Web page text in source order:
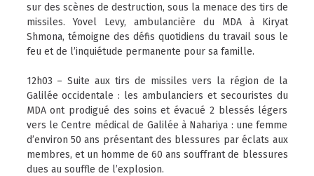
sur des scènes de destruction, sous la menace des tirs de
missiles. Yovel Levy, ambulancière du MDA à Kiryat
Shmona, témoigne des défis quotidiens du travail sous le
feu et de l’inquiétude permanente pour sa famille.
12h03 – Suite aux tirs de missiles vers la région de la
Galilée occidentale : les ambulanciers et secouristes du
MDA ont prodigué des soins et évacué 2 blessés légers
vers le Centre médical de Galilée à Nahariya : une femme
d’environ 50 ans présentant des blessures par éclats aux
membres, et un homme de 60 ans souffrant de blessures
dues au souffle de l’explosion.